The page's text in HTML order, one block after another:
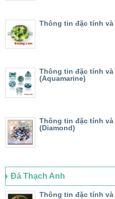
Thông tin đặc tính
Thông tin đặc tính và
(Aquamarine)
Thông tin đặc tính
(Diamond)
Đá Thạch Anh
Thông tin đặc tính